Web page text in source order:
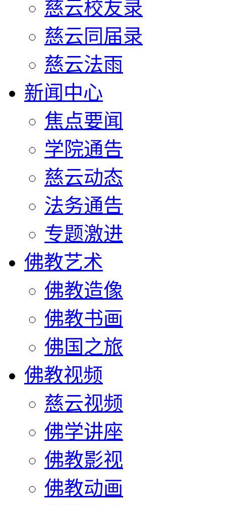
慈云校友录
慈云同届录
慈云法雨
新闻中心
焦点要闻
学院通告
慈云动态
法务通告
专题激进
佛教艺术
佛教造像
佛教书画
佛国之旅
佛教视频
慈云视频
佛学讲座
佛教影视
佛教动画